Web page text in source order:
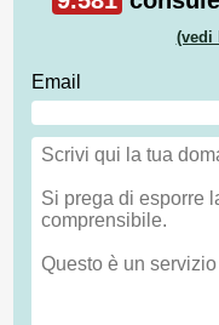
(vedi
Email